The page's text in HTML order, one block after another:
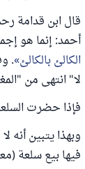
قال ابن قدامة
أحمد: إنما هو
الكالئ بالكالئ .
لا" انتهى من
فإذا حضرت
وبهذا يتبين أنه
فيها بيع سلعة